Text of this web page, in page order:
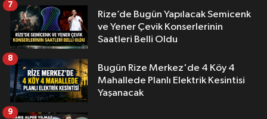
Rize’de Bugün Yapılacak Semicenk
ve Yener Çevik Konserlerinin
Saatleri Belli Oldu
7
Bugün Rize Merkez'de 4 Köy 4
Mahallede Planlı Elektrik Kesintisi
Yaşanacak
8
9